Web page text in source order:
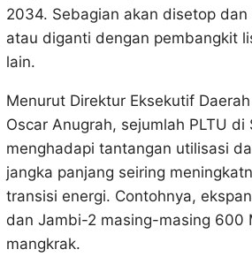
2034. Sebagian akan disetop
atau diganti dengan pembangkit
lain.
Menurut Direktur Eksekutif
Oscar Anugrah, sejumlah PLTU di
menghadapi tantangan utilisasi
jangka panjang seiring
transisi energi. Contohnya,
dan Jambi-2 masing-masing 600
mangkrak.